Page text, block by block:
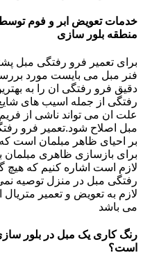
خدمات تعویض ابر و فوم توسط
منطقه بلور سازی
برای تعمیر فرو رفتگی مبل
فنر مبل می بایست مورد
دقیق فرو رفتگی ان را به
رفتگی از جمله اسیب های
علت ان می تواند ناشی از
مبل اصلاح شود.تعمیر فرو
بر احیای ظاهر مبلمان است
برای بازسازی ظاهری
لازم است اشاره کنیم که هیچ
رفتگی مبل در منزل توصیه
لازم به تعویض و تعمیر
می باشد
رنگ کاری یک مبل در بلور
است؟